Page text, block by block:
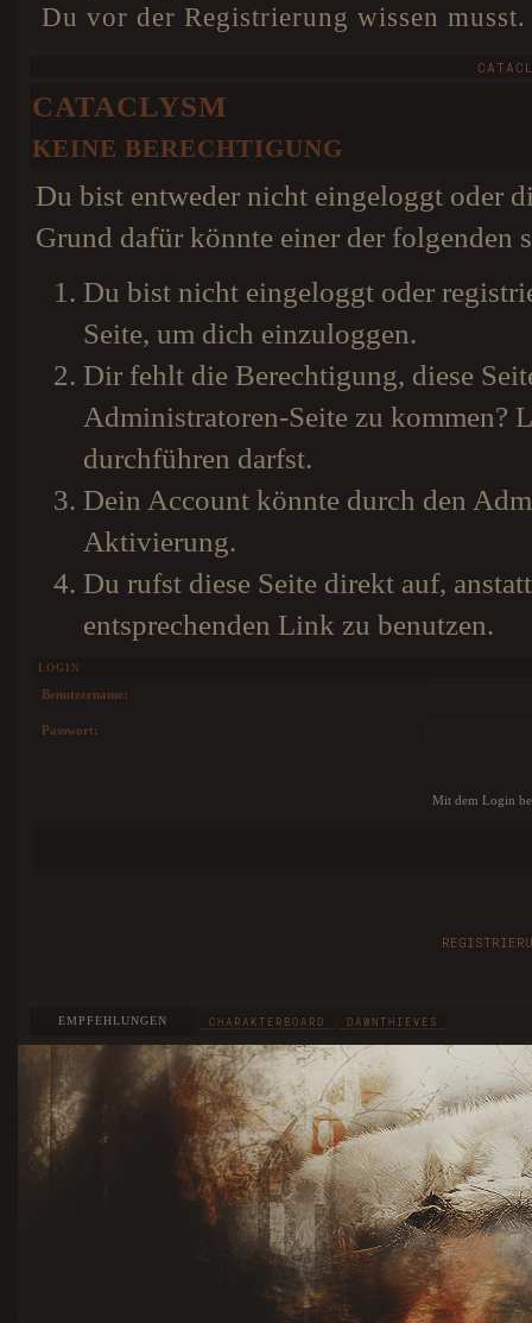
Du vor der Registrierung wissen musst.
CATACLYSM
KEINE BERECHTIGUNG
Du bist entweder nicht eingeloggt oder
Grund dafür könnte einer der folgenden
Du bist nicht eingeloggt oder
Seite, um dich einzuloggen.
Dir fehlt die Berechtigung, diese
Administratoren-Seite zu kommen?
durchführen darfst.
Dein Account könnte durch den
Aktivierung.
Du rufst diese Seite direkt auf,
entsprechenden Link zu benutzen.
LOGIN
Benutzername:
Passwort:
Mit dem Login
EMPFEHLUNGEN CHARAKTERBOARD DAWNTHIEVES